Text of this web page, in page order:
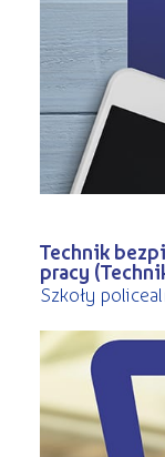
Technik
pracy
Szkoły